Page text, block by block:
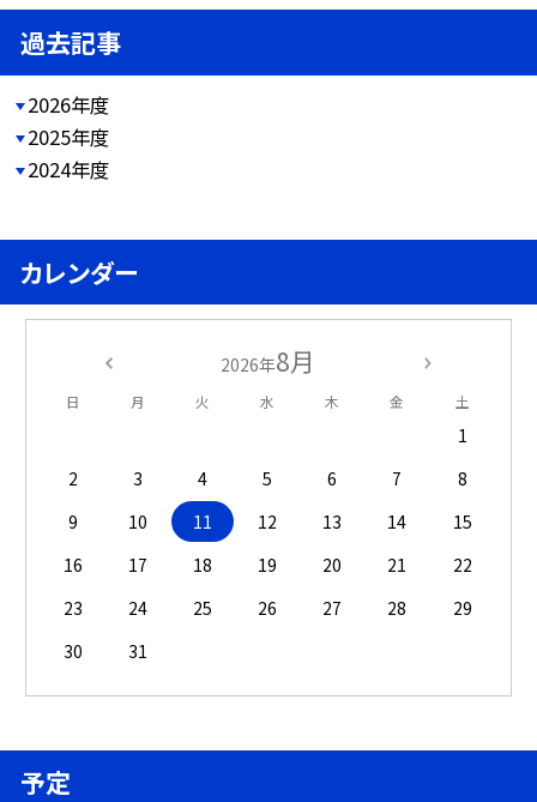
過去記事
2026年度
2025年度
2024年度
カレンダー
2026年8月
日 月 火 水 木 金 土
1
2
3 4 5 6 7
8
9
10 11 12 13 14
15
16
17 18 19 20 21
22
23
24 25 26 27 28
29
30
31
予定